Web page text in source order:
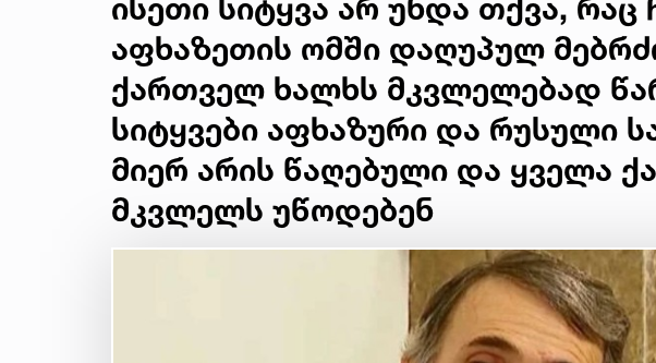
ისეთი სიტყვა არ უნდა თქვა, რაც
აფხაზეთის ომში დაღუპულ
ქართველ ხალხს მკვლელებად
სიტყვები აფხაზური და რუსული
მიერ არის წაღებული და ყველა
მკვლელს უწოდებენ